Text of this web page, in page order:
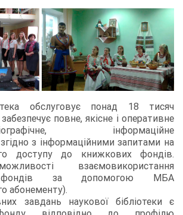
обслуговує понад 18 тисяч
повне, якісне і оперативне
інформаційне
з інформаційними запитами на
доступу до книжкових фондів.
взаємовикористання
фондів за допомогою МБА
абонементу).
завдань наукової бібліотеки є